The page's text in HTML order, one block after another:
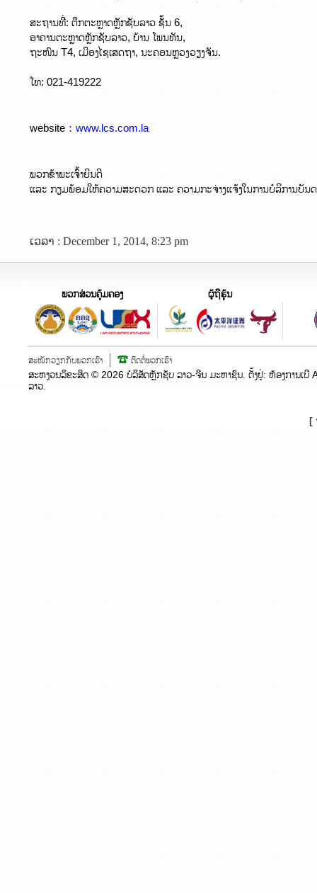
ສະຖານທີ່: ຕຶກຕະຫຼາດຫຼັກຊັບລາວ ຊັ້ນ 6,
ອາຄານຕະຫຼາດຫຼັກຊັບລາວ, ບ້ານ ໂພນທັນ,
ຖະໜົນ T4, ເມືອງໄຊເສດຖາ, ນະຄອນຫຼວງວຽງຈັນ.
ໂທ: 021-419222
website： www.lcs.com.la
ພວກຂ້າພະເຈົ້າຍິນດີ
ແລະ ກຽມພ້ອມໃຫ້ຄວາມສະດວກ ແລະ ຄວາມກະຈ່າງແຈ້ງໃນການບໍລິການບັນດ
ເວລາ : December 1, 2014, 8:23 pm
ພວກສ່ວນຄຸ້ມຄອງ ຜູ້ຖືຮຸ້ນ
ສະໝັກວຽກກັບພວກເຮົາ ຕິດຕໍ່ພວກເຮົາ
ສະຫງວນລິຂະສິດ © 2026 ບໍລິສັດຫຼັກຊັບ ລາວ-ຈີນ ມະຫາຊົນ. ຕັ້ງຢູ່:​ ຫ້ອງການເບີ
ລາວ.
[